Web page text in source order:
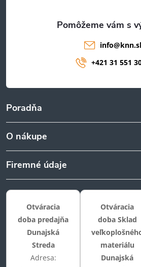
Poradňa
O nákupe
Firemné údaje
info@
+421 31 551
Otváracia
doba predajňa
Dunajská
Streda
Adresa:
Otváracia
doba Sklad
materiálu
Dunajská